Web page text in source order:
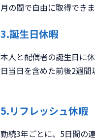
月の間で自由に取得できま
3.誕生日休暇
本人と配偶者の誕生日に
日当日を含めた前後2週間
5.リフレッシュ休暇
勤続3年ごとに、5日間の